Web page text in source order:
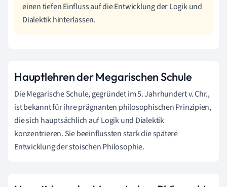
einen tiefen Einfluss auf die Entwicklung der Logik und
Dialektik hinterlassen.
Hauptlehren der Megarischen Schule
Die Megarische Schule, gegründet im 5. Jahrhundert v. Chr.,
ist bekannt für ihre prägnanten philosophischen Prinzipien,
die sich hauptsächlich auf Logik und Dialektik
konzentrieren. Sie beeinflussten stark die spätere
Entwicklung der stoischen Philosophie.